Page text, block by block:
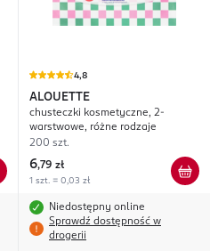
4,8
ALOUETTE
chusteczki kosmetyczne, 2-
warstwowe, różne rodzaje
200 szt.
6,79 zł
1 szt. = 0,03 zł
Niedostępny online
Sprawdź dostępność w
drogerii